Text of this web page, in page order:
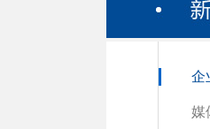
企
媒